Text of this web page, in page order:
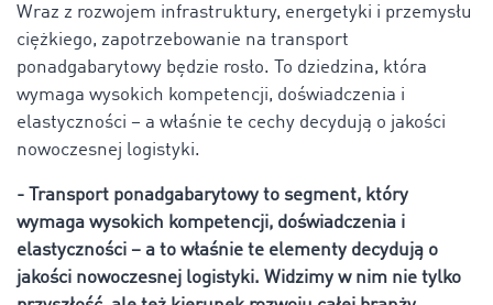
Wraz z rozwojem infrastruktury, energetyki i przemysłu
ciężkiego, zapotrzebowanie na transport
ponadgabarytowy będzie rosło. To dziedzina, która
wymaga wysokich kompetencji, doświadczenia i
elastyczności – a właśnie te cechy decydują o jakości
nowoczesnej logistyki.
- Transport ponadgabarytowy to segment, który
wymaga wysokich kompetencji, doświadczenia i
elastyczności – a to właśnie te elementy decydują o
jakości nowoczesnej logistyki. Widzimy w nim nie tylko